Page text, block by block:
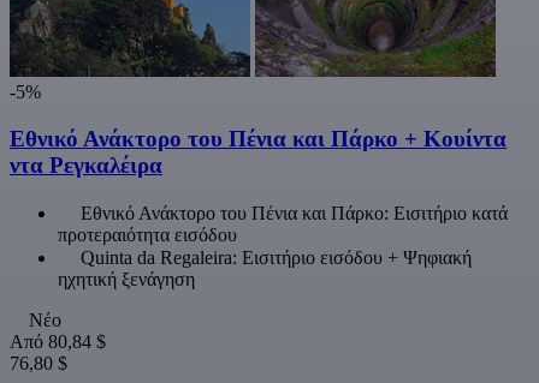
-5%
Εθνικό Ανάκτορο του Πένια και Πάρκο + Κουίντα
ντα Ρεγκαλέιρα
Εθνικό Ανάκτορο του Πένια και Πάρκο: Εισιτήριο κατά
προτεραιότητα εισόδου
Quinta da Regaleira: Εισιτήριο εισόδου + Ψηφιακή
ηχητική ξενάγηση
Νέο
Από 80,84 $
76,80 $